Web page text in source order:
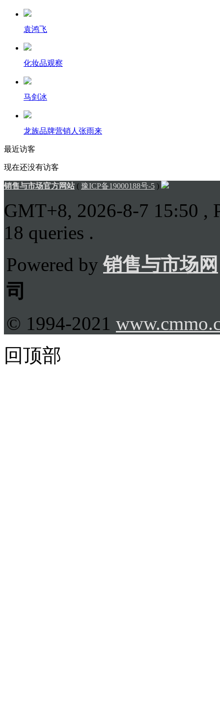
袁鸿飞
化妆品观察
马剑冰
龙族品牌营销人张雨来
最近访客
现在还没有访客
销售与市场官方网站( 豫ICP备19000188号-5 )
GMT+8, 2026-8-7 15:50 ,
18 queries .
Powered by销售与市场网
司
© 1994-2021
回顶部